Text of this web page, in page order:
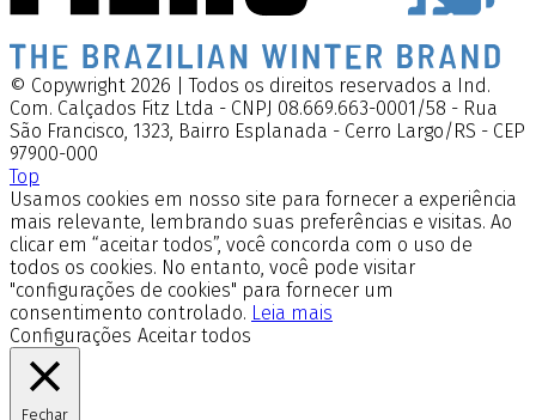
© Copywright 2026 | Todos os direitos reservados a Ind.
Com. Calçados Fitz Ltda - CNPJ 08.669.663-0001/58 - Rua
São Francisco, 1323, Bairro Esplanada - Cerro Largo/RS - CEP
97900-000
Top
Usamos cookies em nosso site para fornecer a experiência
mais relevante, lembrando suas preferências e visitas. Ao
clicar em “aceitar todos”, você concorda com o uso de
todos os cookies. No entanto, você pode visitar
"configurações de cookies" para fornecer um
consentimento controlado. Leia mais
Configurações Aceitar todos
Fechar